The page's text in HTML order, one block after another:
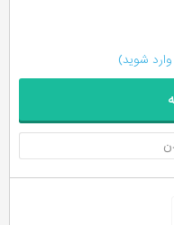
شوید)